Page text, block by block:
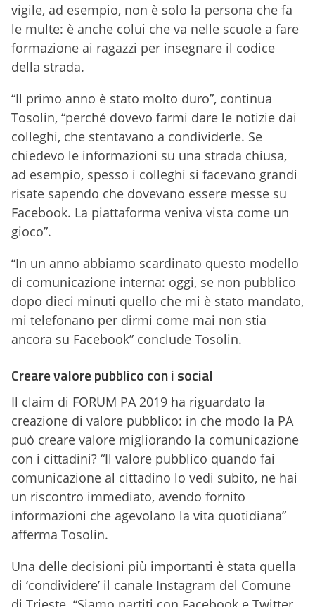
vigile, ad esempio, non è solo la persona che fa
le multe: è anche colui che va nelle scuole a fare
formazione ai ragazzi per insegnare il codice
della strada.
“Il primo anno è stato molto duro”, continua
Tosolin, “perché dovevo farmi dare le notizie dai
colleghi, che stentavano a condividerle. Se
chiedevo le informazioni su una strada chiusa,
ad esempio, spesso i colleghi si facevano grandi
risate sapendo che dovevano essere messe su
Facebook. La piattaforma veniva vista come un
gioco”.
“In un anno abbiamo scardinato questo modello
di comunicazione interna: oggi, se non pubblico
dopo dieci minuti quello che mi è stato mandato,
mi telefonano per dirmi come mai non stia
ancora su Facebook” conclude Tosolin.
Creare valore pubblico con i social
Il claim di FORUM PA 2019 ha riguardato la
creazione di valore pubblico: in che modo la PA
può creare valore migliorando la comunicazione
con i cittadini? “Il valore pubblico quando fai
comunicazione al cittadino lo vedi subito, ne hai
un riscontro immediato, avendo fornito
informazioni che agevolano la vita quotidiana”
afferma Tosolin.
Una delle decisioni più importanti è stata quella
di ‘condividere’ il canale Instagram del Comune